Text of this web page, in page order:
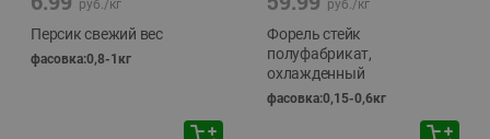
руб./кг
Персик свежий вес
фасовка:0,8-1кг
руб./кг
Форель стейк
полуфабрикат,
охлажденный
фасовка:0,15-0,6кг